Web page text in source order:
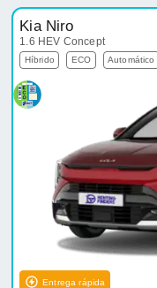
Kia Niro
1.6 HEV Concept
Híbrido ECO Automático
Entrega rápida